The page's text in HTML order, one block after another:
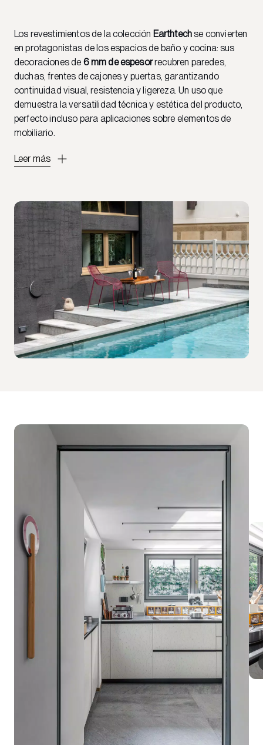
Los revestimientos de la colección Earthtechse convierten
en protagonistas de los espacios de baño y cocina: sus
decoraciones de 6 mm de espesorrecubren paredes,
duchas, frentes de cajones y puertas, garantizando
continuidad visual, resistencia y ligereza. Un uso que
demuestra la versatilidad técnica y estética del producto,
perfecto incluso para aplicaciones sobre elementos de
mobiliario.
Leer más